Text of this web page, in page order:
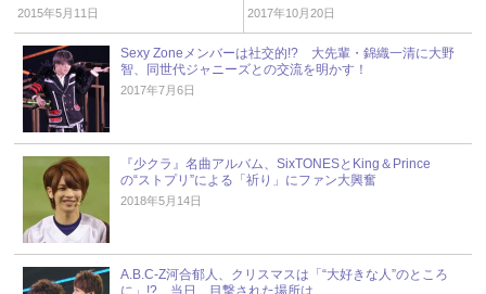
2015年5月11日 2017年10月20日
Sexy Zoneメンバーは社交的!? 大先輩・錦織一清に大野
智、同世代ジャニーズとの交流を明かす！
2017年7月6日
『少クラ』名曲アルバム、SixTONESとKing＆Prince
の“ストプリ”による「祈り」にファン大興奮
2018年5月14日
A.B.C-Z河合郁人、クリスマスは「“大好きな人”のところ
に」!? 当日、目撃された場所は……